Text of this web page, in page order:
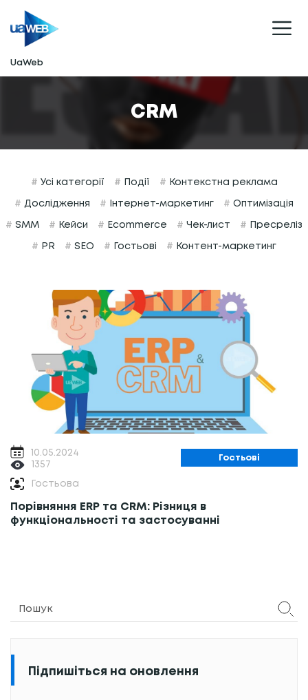
UaWeb
CRM
# Усі категорії # Події # Контекстна реклама
# Дослідження # Інтернет-маркетинг # Оптимізація
# SMM # Кейси # Ecommerce # Чек-лист # Пресреліз
# PR # SEO # Гостьові # Контент-маркетинг
10.05.2024
1357
Гостьові
Гостьова
Порівняння ERP та CRM: Різниця в
функціональності та застосуванні
Підпишіться на оновлення